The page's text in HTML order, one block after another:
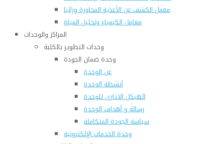
معمل الكشف عن الأغذية المحاورة وراثيا
معامل الكيمياء وتحليل المياة
المراكز والوحدات
وحدات التطوير بالكلية
وحدة ضمان الجودة
عن الوحدة
أنشطة الوحدة
الهيكل الادارى للوحدة
رسالة و أهداف الوحدة
سياسة الجودة المتكاملة
وحدة الخدمات الإلكترونية